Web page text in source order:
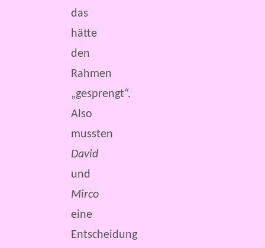
das
hätte
den
Rahmen
„gesprengt“.
Also
mussten
David
und
Mirco
eine
Entscheidung